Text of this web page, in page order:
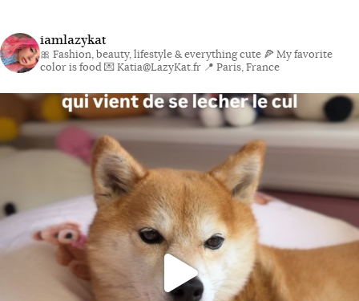
iamlazykat
🎀 Fashion, beauty, lifestyle & everything cute 🍕 My favorite
color is food💌 Katia@LazyKat.fr 📍 Paris, France